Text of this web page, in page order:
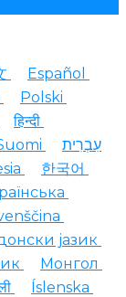
Español
Polski
हिन्दी
עִבְרִית
한국어
јазик
Монгол
Íslenska